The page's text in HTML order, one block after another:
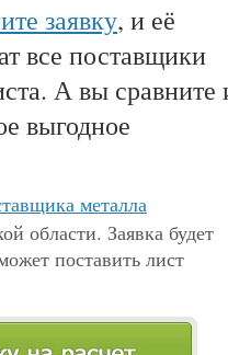
заявку, и её
все поставщики
А вы сравните
выгодное
металла
области. Заявка будет
поставить лист